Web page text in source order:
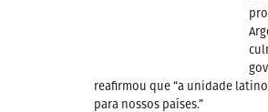
reafirmou que “a unidade
para nossos países.”